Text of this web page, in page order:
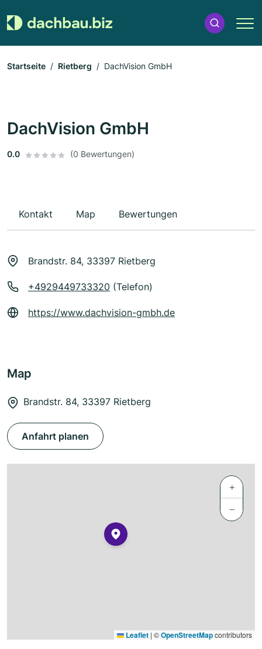
Startseite Rietberg DachVision GmbH
DachVision GmbH
0.0 (0 Bewertungen)
Kontakt Map Bewertungen
Brandstr. 84, 33397 Rietberg
+4929449733320 (Telefon)
https://www.dachvision-gmbh.de
Map
Brandstr. 84, 33397 Rietberg
Anfahrt planen
+
−
Leaflet | ©OpenStreetMapcontributors